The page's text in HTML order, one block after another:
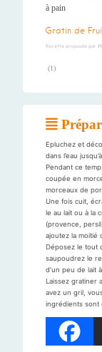
à pain
Gratin de
Recette proposée par
(1)
Epluchez et
dans l’eau
Pendant ce
coupée en
morceaux de
Une fois cuit,
le au lait ou à la
(provence,
ajoutez la moitié
Déposez le tout
saupoudrez le
d’un peu de lait
Laissez gratiner
avez un gril,
ingrédients sont